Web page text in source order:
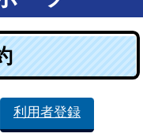
利用者登録